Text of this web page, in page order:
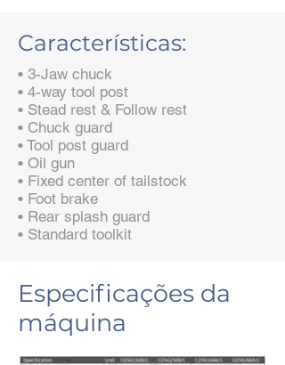
Características:
• 3-Jaw chuck
• 4-way tool post
• Stead rest & Follow rest
• Chuck guard
• Tool post guard
• Oil gun
• Fixed center of tailstock
• Foot brake
• Rear splash guard
• Standard toolkit
Especificações da
máquina